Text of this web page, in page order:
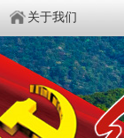
关于我们